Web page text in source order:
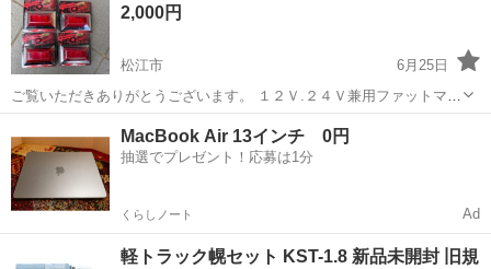
ム ノウ...
2,000円
松江市
6月25日
ご覧いただきありがとうございます。 １２Ｖ.２４Ｖ兼用ファットマー
カーです。 新品未使用品になります。 取り引きの早い方優先させてい
ただきます。 よろしくお願いいたします。
MacBook Air 13インチ 0円
抽選でプレゼント！応募は1分
くらしノート Ad
軽トラック幌セット KST-1.8 新品未開封 旧規